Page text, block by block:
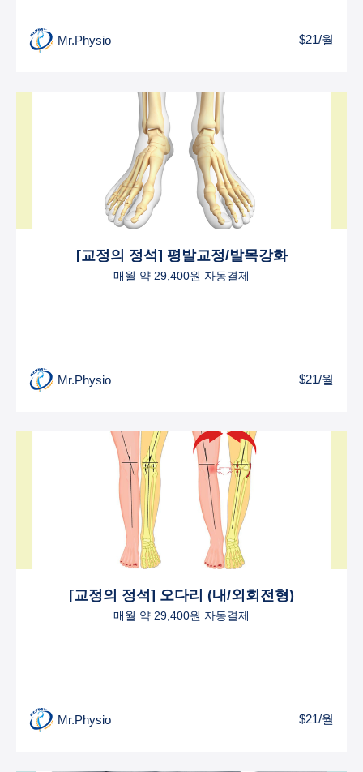
Mr.Physio $21/월
[교정의 정석] 평발교정/발목강화
매월 약 29,400원 자동결제
Mr.Physio $21/월
[교정의 정석] 오다리 (내/외회전형)
매월 약 29,400원 자동결제
Mr.Physio $21/월